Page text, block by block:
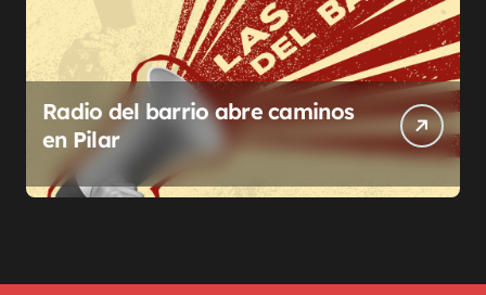
Radio del barrio abre caminos
en Pilar